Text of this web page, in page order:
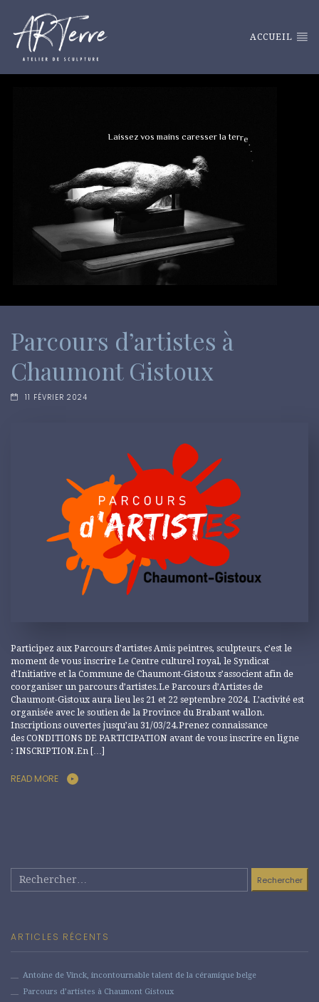
ACCUEIL
Laissezvos mains caresserla terre
Parcours d’artistes à
Chaumont Gistoux
11 FÉVRIER 2024
Participez aux Parcours d’artistes Amis peintres, sculpteurs, c’est le
moment de vous inscrire Le Centre culturel royal, le Syndicat
d’Initiative et la Commune de Chaumont-Gistoux s’associent afin de
coorganiser un parcours d’artistes.Le Parcours d’Artistes de
Chaumont-Gistoux aura lieu les 21 et 22 septembre 2024. L’activité est
organisée avec le soutien de la Province du Brabant wallon.
Inscriptions ouvertes jusqu’au 31/03/24.Prenez connaissance
des CONDITIONS DE PARTICIPATION avant de vous inscrire en ligne
: INSCRIPTION.En […]
READ MORE
ARTICLES RÉCENTS
Antoine de Vinck, incontournable talent de la céramique belge
Parcours d’artistes à Chaumont Gistoux